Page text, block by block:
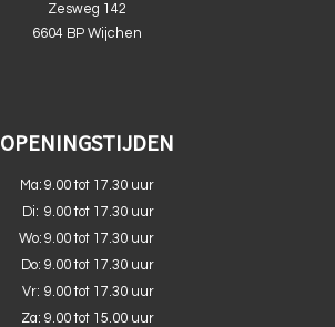
Zesweg 142
6604 BP Wijchen
OPENINGSTIJDEN
Ma: 9.00 tot 17.30 uur
Di: 9.00 tot 17.30 uur
Wo: 9.00 tot 17.30 uur
Do: 9.00 tot 17.30 uur
Vr: 9.00 tot 17.30 uur
Za: 9.00 tot 15.00 uur